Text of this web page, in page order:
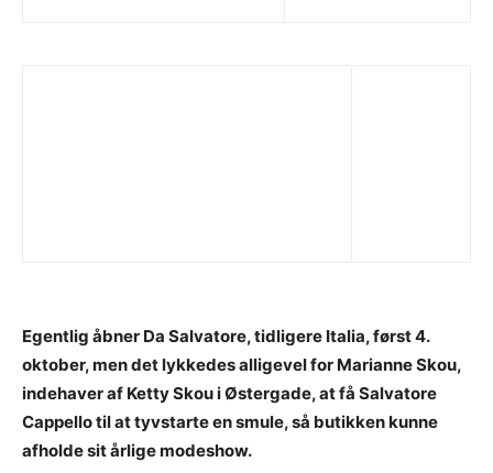
Egentlig åbner Da Salvatore, tidligere Italia, først 4.
oktober, men det lykkedes alligevel for Marianne Skou,
indehaver af Ketty Skou i Østergade, at få Salvatore
Cappello til at tyvstarte en smule, så butikken kunne
afholde sit årlige modeshow.